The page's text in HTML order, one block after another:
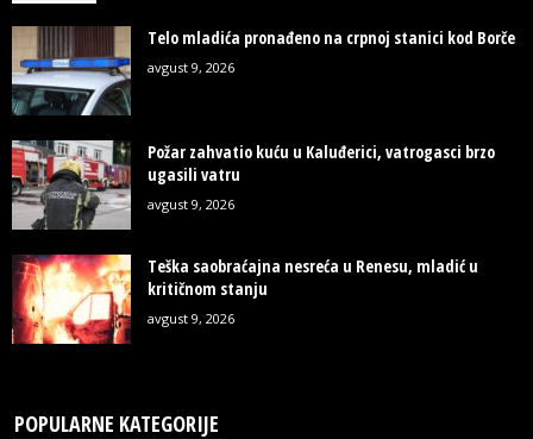
Telo mladića pronađeno na crpnoj stanici kod Borče
avgust 9, 2026
Požar zahvatio kuću u Kaluđerici, vatrogasci brzo
ugasili vatru
avgust 9, 2026
Teška saobraćajna nesreća u Renesu, mladić u
kritičnom stanju
avgust 9, 2026
POPULARNE KATEGORIJE